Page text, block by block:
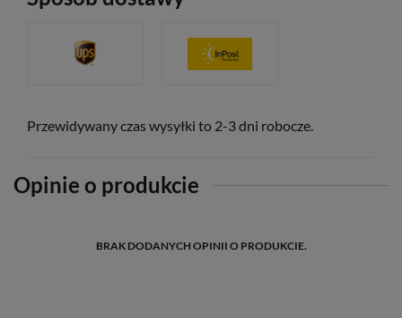
Przewidywany czas wysyłki to 2-3 dni robocze.
Opinie o produkcie
BRAK DODANYCH OPINII O PRODUKCIE.